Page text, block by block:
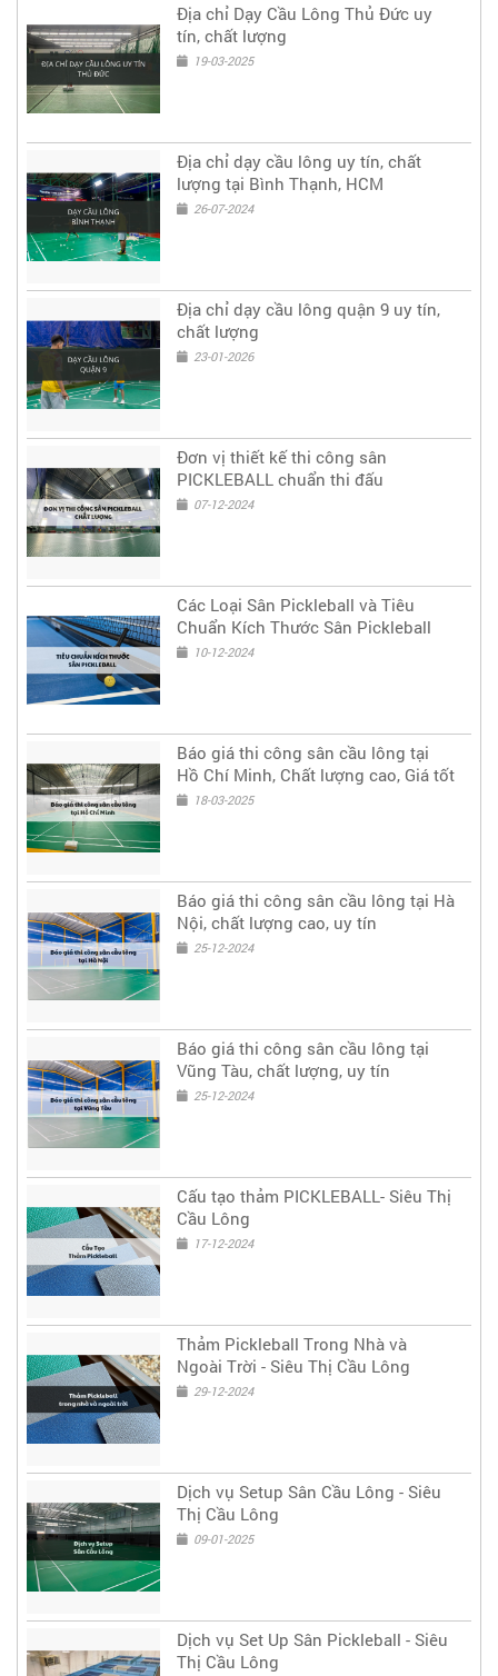
Địa chỉ Dạy Cầu Lông Thủ Đức uy
tín, chất lượng
19-03-2025
Địa chỉ dạy cầu lông uy tín, chất
lượng tại Bình Thạnh, HCM
26-07-2024
Địa chỉ dạy cầu lông quận 9 uy tín,
chất lượng
23-01-2026
Đơn vị thiết kế thi công sân
PICKLEBALL chuẩn thi đấu
07-12-2024
Các Loại Sân Pickleball và Tiêu
Chuẩn Kích Thước Sân Pickleball
10-12-2024
Báo giá thi công sân cầu lông tại
Hồ Chí Minh, Chất lượng cao, Giá tốt
18-03-2025
Báo giá thi công sân cầu lông tại Hà
Nội, chất lượng cao, uy tín
25-12-2024
Báo giá thi công sân cầu lông tại
Vũng Tàu, chất lượng, uy tín
25-12-2024
Cấu tạo thảm PICKLEBALL- Siêu Thị
Cầu Lông
17-12-2024
Thảm Pickleball Trong Nhà và
Ngoài Trời - Siêu Thị Cầu Lông
29-12-2024
Dịch vụ Setup Sân Cầu Lông - Siêu
Thị Cầu Lông
09-01-2025
Dịch vụ Set Up Sân Pickleball - Siêu
Thị Cầu Lông